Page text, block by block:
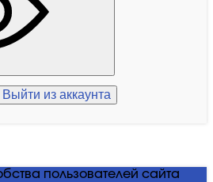
Выйти из аккаунта
пользователей сайта